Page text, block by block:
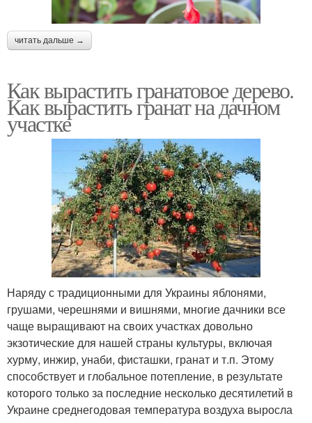
читать дальше →
Как вырастить гранатовое дерево.
Как вырастить гранат на дачном
участке
Наряду с традиционными для Украины яблонями,
грушами, черешнями и вишнями, многие дачники все
чаще выращивают на своих участках довольно
экзотические для нашей страны культуры, включая
хурму, инжир, унаби, фисташки, гранат и т.п. Этому
способствует и глобальное потепление, в результате
которого только за последние несколько десятилетий в
Украине среднегодовая температура воздуха выросла